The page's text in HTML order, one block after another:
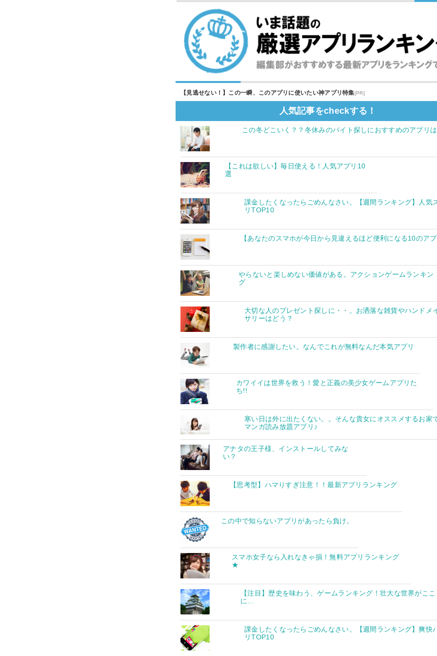
【見逃せない！】この一瞬、このアプリに使いたい神アプリ特集[PR]
人気記事をcheckする！
この冬どこいく？？冬休みのバイト探しにおすすめのアプリ
【これは欲しい】毎日使える！人気アプリ10
選
課金したくなったらごめんなさい。【週間ランキング】人気
リTOP10
【あなたのスマホが今日から見違えるほど便利になる10のアプ
やらないと楽しめない価値がある。アクションゲームランキン
グ
大切な人のプレゼント探しに・・。お洒落な雑貨やハンドメ
サリーはどう？
製作者に感謝したい。なんでこれが無料なんだ本気アプリ
カワイイは世界を救う！愛と正義の美少女ゲームアプリた
ち!!
寒い日は外に出たくない。。そんな貴女にオススメするお家
マンガ読み放題アプリ♪
アナタの王子様、インストールしてみな
い？
【思考型】ハマりすぎ注意！！最新アプリランキング
この中で知らないアプリがあったら負け。
スマホ女子なら入れなきゃ損！無料アプリランキング
★
【注目】歴史を味わう、ゲームランキング！壮大な世界がここ
に…
課金したくなったらごめんなさい。【週間ランキング】爽快
リTOP10